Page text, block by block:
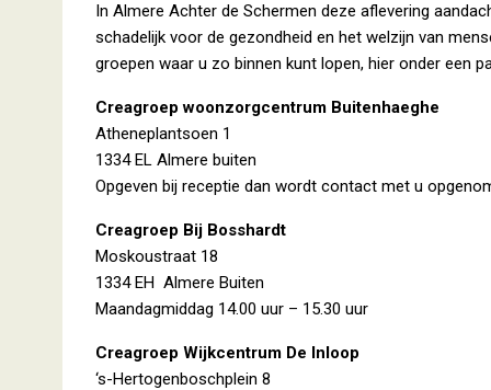
In Almere Achter de Schermen deze aflevering
schadelijk voor de gezondheid en het welzijn van
groepen waar u zo binnen kunt lopen, hier onder een
Creagroep woonzorgcentrum Buitenhaeghe
Atheneplantsoen 1
1334 EL Almere buiten
Opgeven bij receptie dan wordt contact met u
Creagroep Bij Bosshardt
Moskoustraat 18
1334 EH Almere Buiten
Maandagmiddag 14.00 uur – 15.30 uur
Creagroep Wijkcentrum De Inloop
‘s-Hertogenboschplein 8